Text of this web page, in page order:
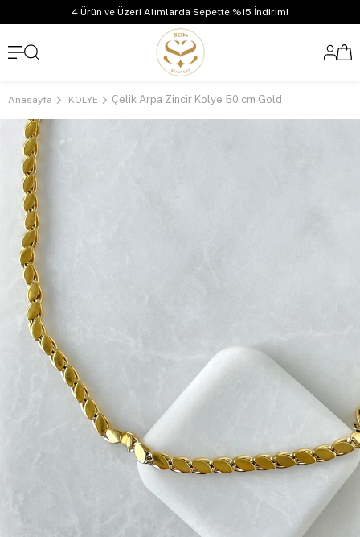
4 Ürün ve Üzeri Alımlarda Sepette %15 İndirim!
Anasayfa KOLYE Çelik Arpa Zincir Kolye 50 cm Gold